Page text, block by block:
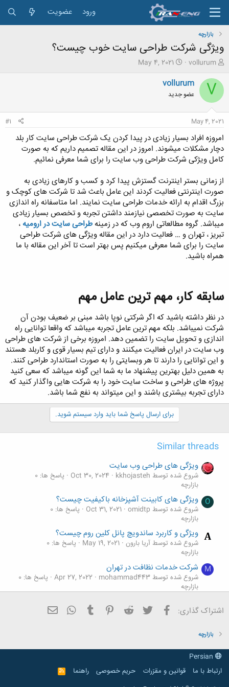
ورود عضویت
بازارچه
ویژگی شرکت طراحی سایت خوب چیست؟
ش
و
ع
ک
ه
م
و
ض
ع
vollurum
ت
ر
خ
ع
May 4, 2021
V
vollurum
عضو جدید
May 4, 2021
#1
امروزه افراد بسیار زیادی در پیدا کردن یک شرکت طراحی سایت کار بلد
دچار مشکلات میشوند. امروز در این مقاله تصمیم داریم که به صورت
کامل ویژکی شرکت طراحی وب سایت را برای شما معرفی نمائیم.
از زمانی بستر اینترنت گستزش پیدا کرد و کسب و کارهای زیادی به
صورت اینترنتی فعالیت کردند این عامل باعث شد تا شرکت های کوچک و
بزرگ اقدام به ارائه خدمات طراحی سایت نمایند. اما متاسفانه راه اندازی
سایت به صورت تخصصی نیازمند داشتن تجربه و تخصص بسیار زیادی
میباشد. گروه مطالعاتی اروم وب که در زمینه طراحی سایت در ارومیه ،
تبریز ، تهران و … فعالیت دارد در این مقاله ویژگی های شرکت طراحی
سایت را برای شما معرفی میکنیم پس بهتر است تا آخر این مقاله با ما
همراه باشید.
سابقه کار، مهم ترین عامل مهم​
در نظر داشته باشید که اگر شرکتی نوپا باشد مبنی بر ضعیف بودن آن
شرکت نمیباشد. بلکه مهم ترین عامل تجربه میباشد که واقعا توانایی راه
اندازی و تحویل سایت را تضمین دهد. امروزه برخی از شرکت های طراحی
وب سایت در ایران فعالیت میکنند و دارای تیم بسیار قوی و کاربلد هستند
و این توانایی را دارند تا هر وبسایتی را به صورت استاندارد طراحی کنند.
به همین دلیل بهترین پیشنهاد ما به شما این گونه میباشد که سعی کنید
پروژه های طراحی و ساخت سایت خود را به شرکت هایی واگذار کنید که
دارای تجربه بیشتری باشند و این میتواند به نفع شما باشد.
برای ارسال پاسخ شما باید وارد سیستم شوید.
Similar threads
ویژگی های طراحی وب سایت
شروع شده توسط kkhojasteh Oct 30, 2024
پاسخ ها: 0
بازارچه
O ویژگی های کابینت آشپزخانه باکیفیت چیست؟
شروع شده توسط omidtp Oct 31, 2021
پاسخ ها: 0
بازارچه
ویژگی و کاربرد ساندویچ پانل کلین روم چیست؟
شروع شده توسط آریا بارون May 19, 2021
پاسخ ها: 0
بازارچه
M شرکت خدمات نظافت در تهران
شروع شده توسط mohammad443 Apr 27, 2022 پاسخ ها: 0
بازارچه
جزوات آموزشی شرکت ره آوران فنون پتروشیمی
شروع شده توسط iran-nashr Nov 28, 2012
پاسخ ها: 0
اشتراک گذاری: فیسبوک تویتر Reddit
Pinterest
Tumblr
WhatsApp
بازارچه
ارتباط با ما
قوانین و مقرّرات حریم خصوصی راهنما
R
S